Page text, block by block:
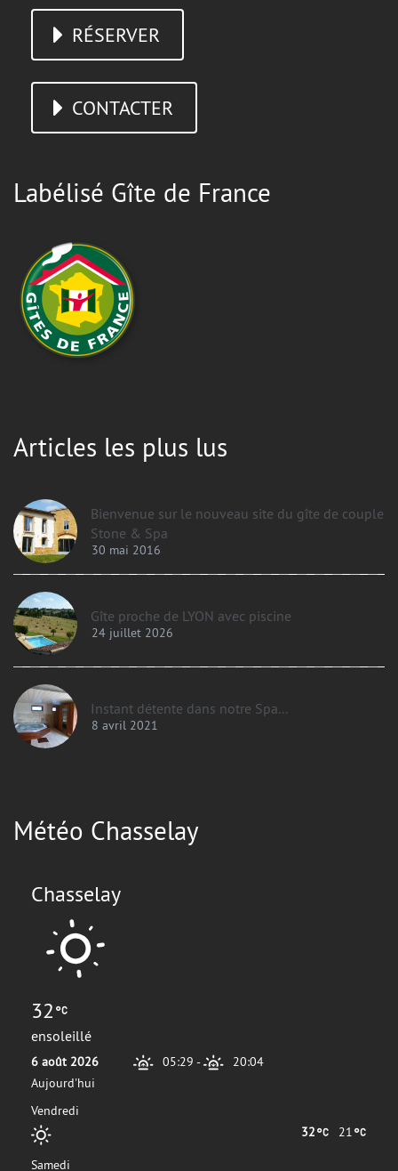
RÉSERVER
CONTACTER
Labélisé Gîte de France
Articles les plus lus
Bienvenue sur le nouveau site du gîte de couple
Stone & Spa
30 mai 2016
Gîte proche de LYON avec piscine
24 juillet 2026
Instant détente dans notre Spa...
8 avril 2021
Météo Chasselay
Chasselay
32
ensoleillé
6 août 2026
Aujourd'hui
05:29 - 20:04
Vendredi
21
32
Samedi